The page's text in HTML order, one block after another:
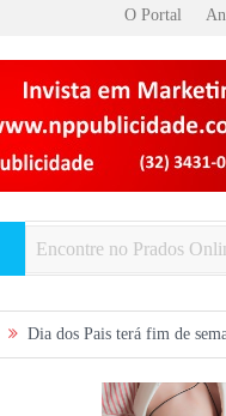
O Portal
terá fim de semana